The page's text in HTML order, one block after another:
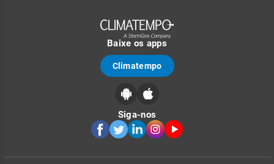
Baixe os apps
Climatempo
Siga-nos